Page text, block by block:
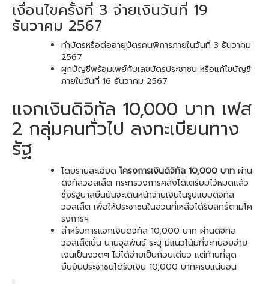
เงื่อนไขครั้งที่ 3 จ่ายเงินวันที่ 19
ธันวาคม 2567
ทำบัตรหรือต่ออายุบัตรคนพิการภายในวันที่ 3 ธันวาคม
2567
ผูกบัญชีพร้อมเพย์กับเลขบัตรประชาชน หรือแก้ไขบัญชี
ภายในวันที่ 16 ธันวาคม 2567
แจกเงินดิจิทัล 10,000 บาท เฟส
2 กลุ่มคนทั่วไป ลงทะเบียนทาง
รัฐ
โดยรายละเอียด โครงการเงินดิจิทัล 10,000 บาท ผ่าน
ดิจิทัลวอลเล็ต กระทรวงการคลังได้เตรียมไว้หมดแล้ว
ซึ่งรัฐบาลยืนยันจะเดินหน้าจ่ายเงินในรูปแบบดิจิทัล
วอลเล็ต เพื่อให้ประชาชนในส่วนที่เหลือได้รับสิทธิ์ตามโค
รงการฯ
สำหรับการแจกเงินดิจิทัล 10,000 บาท ผ่านดิจิทัล
วอลเล็ตนั้น นายจุลพันธ์ ระบุ มีแนวโน้มที่จะทยอยจ่าย
เงินเป็นงวดๆ ไม่ได้จ่ายเป็นก้อนเดียว แต่ท้ายที่สุด
ยืนยันประชาชนได้รับเงิน 10,000 บาทครบแน่นอน